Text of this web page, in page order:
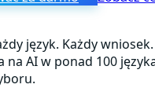
język. Każdy
AI w ponad 100